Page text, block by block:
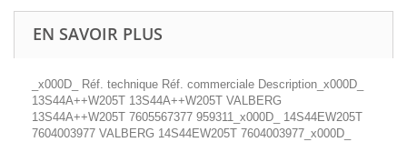
EN SAVOIR PLUS
_x000D_ Réf. technique Réf. commerciale Description_x000D_
13S44A++W205T 13S44A++W205T VALBERG
13S44A++W205T 7605567377 959311_x000D_ 14S44EW205T
7604003977 VALBERG 14S44EW205T 7604003977_x000D_